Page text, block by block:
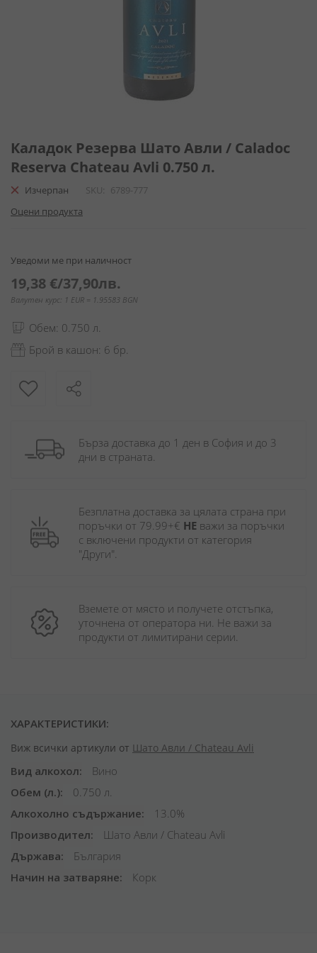
към
началото
на
галерия
снимки
Каладок Резерва Шато Авли / Caladoc
Reserva Chateau Avli 0.750 л.
Изчерпан SKU
6789-777
Оцени продукта
Уведоми ме при наличност
19,38 €/37,90лв.
Валутен курс: 1 EUR = 1.95583 BGN
Обем: 0.750 л.
Брой в кашон: 6 бр.
Бърза доставка до 1 ден в София и до 3
дни в страната.
Безплатна доставка за цялата страна при
поръчки от 79.99+€ НЕ важи за поръчки
с включени продукти от категория
"Други".
Вземете от място и получете отстъпка,
уточнена от оператора ни. Не важи за
продукти от лимитирани серии.
ХАРАКТЕРИСТИКИ:
Виж всички артикули от Шато Авли / Chateau Avli
Вид алкохол
Вино
Обем (л.)
0.750 л.
Алкохолно съдържание
13.0%
Производител
Шато Авли / Chateau Avli
Държава
България
Начин на затваряне
Корк